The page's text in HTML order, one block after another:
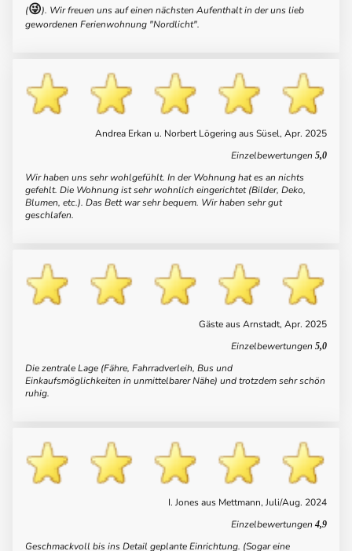
(😜). Wir freuen uns auf einen nächsten Aufenthalt in der uns lieb
gewordenen Ferienwohnung "Nordlicht".
Andrea Erkan u. Norbert Lögering aus Süsel, Apr. 2025
Einzelbewertungen 5,0
Wir haben uns sehr wohlgefühlt. In der Wohnung hat es an nichts
gefehlt. Die Wohnung ist sehr wohnlich eingerichtet (Bilder, Deko,
Blumen, etc.). Das Bett war sehr bequem. Wir haben sehr gut
geschlafen.
Gäste aus Arnstadt, Apr. 2025
Einzelbewertungen 5,0
Die zentrale Lage (Fähre, Fahrradverleih, Bus und
Einkaufsmöglichkeiten in unmittelbarer Nähe) und trotzdem sehr schön
ruhig.
I. Jones aus Mettmann, Juli/Aug. 2024
Einzelbewertungen 4,9
Geschmackvoll bis ins Detail geplante Einrichtung. (Sogar eine